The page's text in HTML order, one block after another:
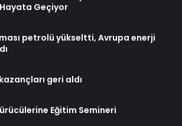
Hayata Geçiyor
petrolü yükseltti, Avrupa enerji
geri aldı
Eğitim Semineri